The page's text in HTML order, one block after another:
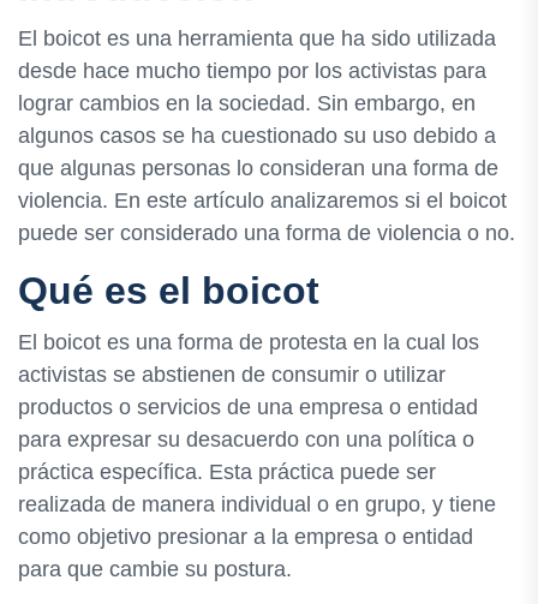
El boicot es una herramienta que ha sido utilizada
desde hace mucho tiempo por los activistas para
lograr cambios en la sociedad. Sin embargo, en
algunos casos se ha cuestionado su uso debido a
que algunas personas lo consideran una forma de
violencia. En este artículo analizaremos si el boicot
puede ser considerado una forma de violencia o no.
Qué es el boicot
El boicot es una forma de protesta en la cual los
activistas se abstienen de consumir o utilizar
productos o servicios de una empresa o entidad
para expresar su desacuerdo con una política o
práctica específica. Esta práctica puede ser
realizada de manera individual o en grupo, y tiene
como objetivo presionar a la empresa o entidad
para que cambie su postura.